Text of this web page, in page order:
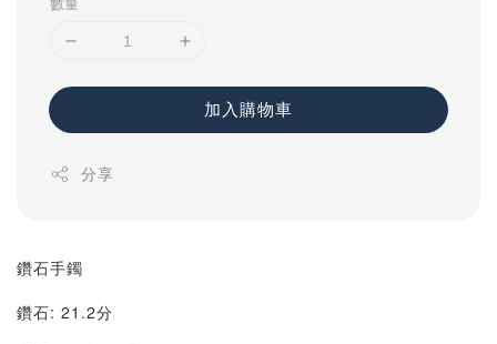
加入購物車
分享
鑽石手鐲
鑽石: 21.2分